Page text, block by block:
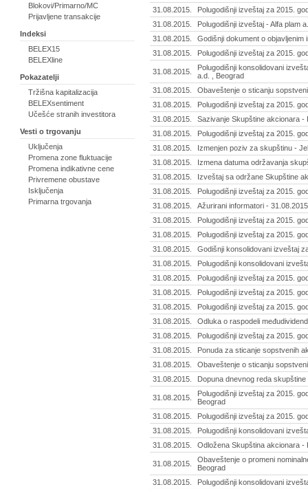
Blokovi/Primarno/MC
Prijavljene transakcije
Indeksi
BELEX15
BELEXline
Pokazatelji
Tržišna kapitalizacija
BELEXsentiment
Učešće stranih investitora
Vesti o trgovanju
Uključenja
Promena zone fluktuacije
Promena indikativne cene
Privremene obustave
Isključenja
Primarna trgovanja
31.08.2015.
Polugodišnji izveštaj za 2015.
31.08.2015.
Polugodišnji izveštaj - Alfa plam
31.08.2015.
Godišnji dokument o objavljenim
31.08.2015.
Polugodišnji izveštaj za 2015.
31.08.2015.
Polugodišnji konsolidovani
a.d. , Beograd
31.08.2015.
Obaveštenje o sticanju
31.08.2015.
Polugodišnji izveštaj za 2015.
31.08.2015.
Sazivanje Skupštine akcionara -
31.08.2015.
Polugodišnji izveštaj za 2015.
31.08.2015.
Izmenjen poziv za skupštinu -
31.08.2015.
Izmena datuma održavanja
31.08.2015.
Izveštaj sa održane Skupštine
31.08.2015.
Polugodišnji izveštaj za 2015.
31.08.2015.
Ažurirani informatori - 31.08.2015
31.08.2015.
Polugodišnji izveštaj za 2015.
31.08.2015.
Polugodišnji izveštaj za 2015.
31.08.2015.
Godišnji konsolidovani izveštaj
31.08.2015.
Polugodišnji konsolidovani
31.08.2015.
Polugodišnji izveštaj za 2015.
31.08.2015.
Polugodišnji izveštaj za 2015.
31.08.2015.
Polugodišnji izveštaj za 2015.
31.08.2015.
Odluka o raspodeli
31.08.2015.
Polugodišnji izveštaj za 2015.
31.08.2015.
Ponuda za sticanje sopstvenih
31.08.2015.
Obaveštenje o sticanju
31.08.2015.
Dopuna dnevnog reda
31.08.2015.
Polugodišnji izveštaj za 2015.
Beograd
31.08.2015.
Polugodišnji izveštaj za 2015.
31.08.2015.
Polugodišnji konsolidovani
31.08.2015.
Odložena Skupština akcionara -
31.08.2015.
Obaveštenje o promeni
Beograd
31.08.2015.
Polugodišnji konsolidovani